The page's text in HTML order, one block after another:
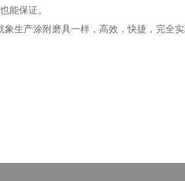
能保证。
生产涂附磨具一样，高效，快捷，完全